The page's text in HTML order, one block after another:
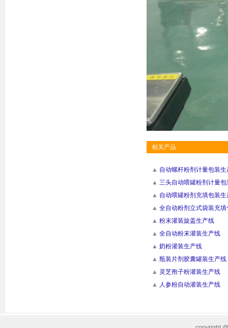
相关产品
▲ 自动螺杆粉剂计量包装
▲ 三头自动喂罐粉剂计量包
▲ 自动喂罐粉剂充填包装
▲ 全自动粉剂立式袋装充
▲ 粉末灌装旋盖生产线
▲ 全自动粉末灌装生产线
▲ 奶粉灌装生产线
▲ 瓶装片剂胶囊罐装生产线
▲ 灵芝孢子粉灌装生产线
▲ 人参粉自动灌装生产线